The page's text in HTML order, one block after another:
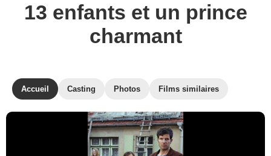
13 enfants et un prince
charmant
Accueil Casting Photos Films similaires